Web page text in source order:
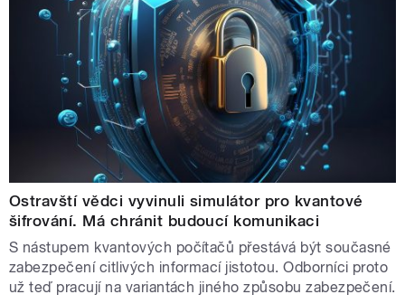
Ostravští vědci vyvinuli simulátor pro kvantové
šifrování. Má chránit budoucí komunikaci
S nástupem kvantových počítačů přestává být současné
zabezpečení citlivých informací jistotou. Odborníci proto
už teď pracují na variantách jiného způsobu zabezpečení.